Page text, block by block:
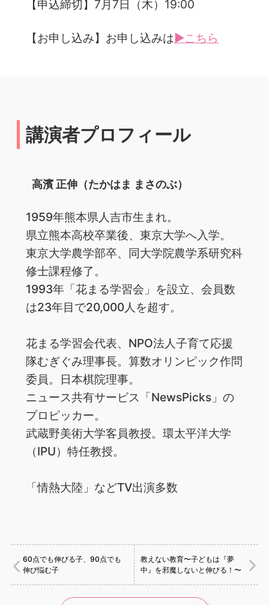
【申込締切】7月7日（木）19:00
【お申し込み】お申し込みは▶こちら
講演者プロフィール
高濱 正伸（たかはま まさのぶ）
1959年熊本県人吉市生まれ。
県立熊本高校卒業後、東京大学へ入学。
東京大学農学部卒、同大学院農学系研究科
修士課程修了。
1993年「花まる学習会」を設立、会員数
は23年目で20,000人を超す。
花まる学習会代表、NPO法人子育て応援
隊むぎぐみ理事長。算数オリンピック作問
委員。日本棋院理事。
ニュース共有サービス「NewsPicks」の
プロピッカー。
武蔵野美術大学客員教授。環太平洋大学
（IPU）特任教授。
「情熱大陸」などTV出演多数
60点でも伸びる子、90点でも
伸び悩む子
教えない教育〜子どもは『夢
中』を邪魔しないと伸びる！〜